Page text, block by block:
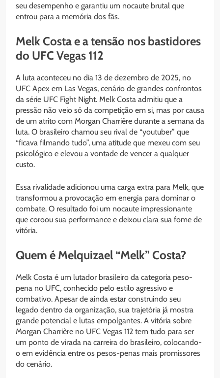
seu desempenho e garantiu um nocaute brutal que
entrou para a memória dos fãs.
Melk Costa e a tensão nos bastidores
do UFC Vegas 112
A luta aconteceu no dia 13 de dezembro de 2025, no
UFC Apex em Las Vegas, cenário de grandes confrontos
da série UFC Fight Night. Melk Costa admitiu que a
pressão não veio só da competição em si, mas por causa
de um atrito com Morgan Charrière durante a semana da
luta. O brasileiro chamou seu rival de “youtuber” que
“ficava filmando tudo”, uma atitude que mexeu com seu
psicológico e elevou a vontade de vencer a qualquer
custo.
Essa rivalidade adicionou uma carga extra para Melk, que
transformou a provocação em energia para dominar o
combate. O resultado foi um nocaute impressionante
que coroou sua performance e deixou clara sua fome de
vitória.
Quem é Melquizael “Melk” Costa?
Melk Costa é um lutador brasileiro da categoria peso-
pena no UFC, conhecido pelo estilo agressivo e
combativo. Apesar de ainda estar construindo seu
legado dentro da organização, sua trajetória já mostra
grande potencial e lutas empolgantes. A vitória sobre
Morgan Charrière no UFC Vegas 112 tem tudo para ser
um ponto de virada na carreira do brasileiro, colocando-
o em evidência entre os pesos-penas mais promissores
do cenário.